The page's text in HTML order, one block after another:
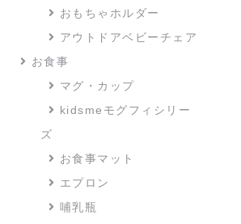
おもちゃホルダー
アウトドアベビーチェア
お食事
マグ・カップ
kidsmeモグフィシリー
ズ
お食事マット
エプロン
哺乳瓶